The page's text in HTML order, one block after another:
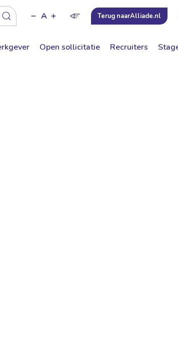
A Terug naarAlliade.nl
Open sollicitatie Recruiters